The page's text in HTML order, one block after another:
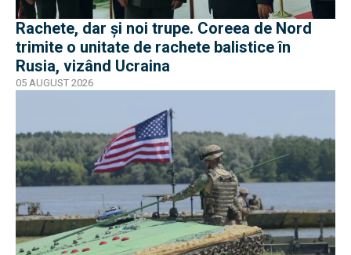
Rachete, dar și noi trupe. Coreea de Nord
trimite o unitate de rachete balistice în
Rusia, vizând Ucraina
05 AUGUST 2026